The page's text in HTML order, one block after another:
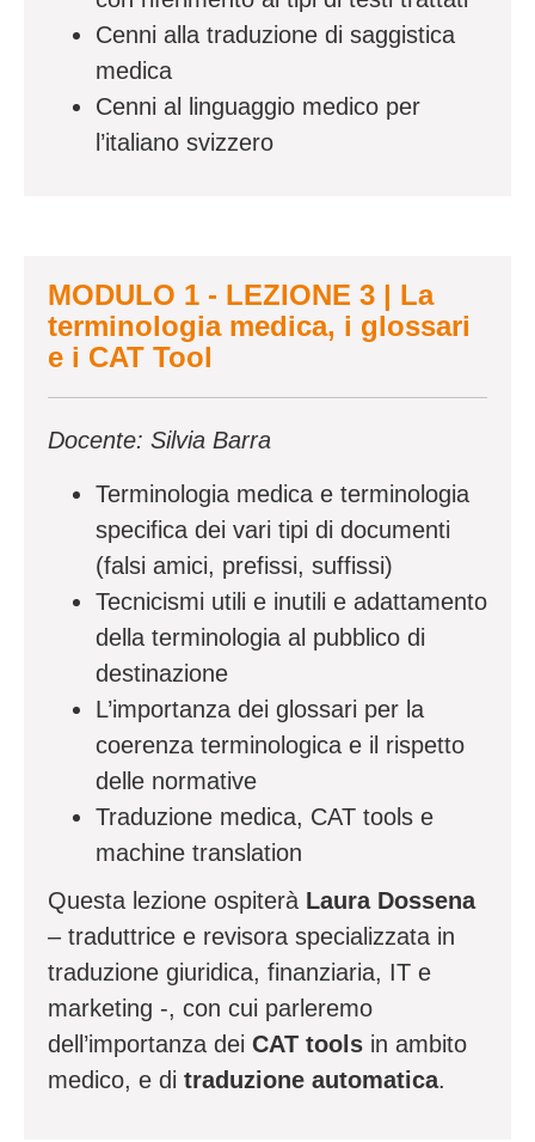
Cenni alla traduzione di saggistica
medica
Cenni al linguaggio medico per
l’italiano svizzero
MODULO 1 - LEZIONE 3 | La
terminologia medica, i glossari
e i CAT Tool
Docente: Silvia Barra
Terminologia medica e terminologia
specifica dei vari tipi di documenti
(falsi amici, prefissi, suffissi)
Tecnicismi utili e inutili e adattamento
della terminologia al pubblico di
destinazione
L’importanza dei glossari per la
coerenza terminologica e il rispetto
delle normative
Traduzione medica, CAT tools e
machine translation
Questa lezione ospiterà Laura Dossena
– traduttrice e revisora specializzata in
traduzione giuridica, finanziaria, IT e
marketing -, con cui parleremo
dell’importanza dei CAT tools in ambito
medico, e di traduzione automatica.